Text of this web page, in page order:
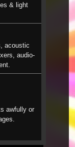
& light
acoustic
audio-
awfully or